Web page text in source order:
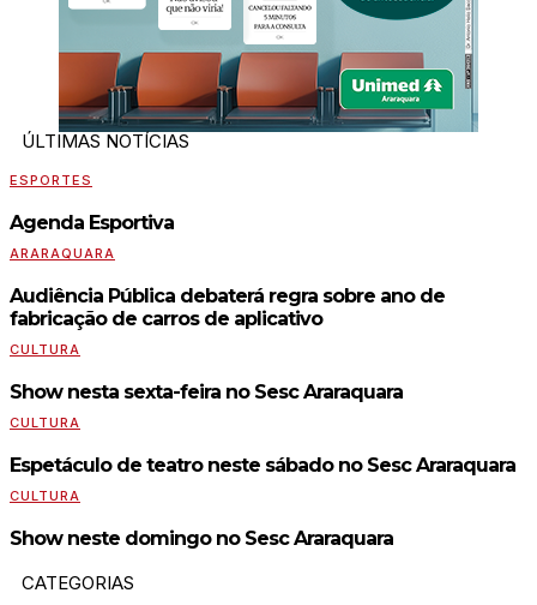
ÚLTIMAS NOTÍCIAS
ESPORTES
Agenda Esportiva
ARARAQUARA
Audiência Pública debaterá regra sobre ano de
fabricação de carros de aplicativo
CULTURA
Show nesta sexta-feira no Sesc Araraquara
CULTURA
Espetáculo de teatro neste sábado no Sesc Araraquara
CULTURA
Show neste domingo no Sesc Araraquara
CATEGORIAS